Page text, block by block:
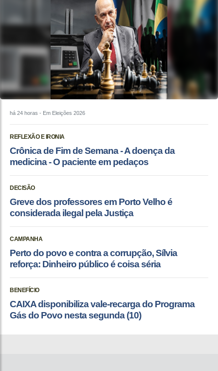
há 24 horas - Em Eleições 2026
REFLEXÃO E IRONIA
Crônica de Fim de Semana - A doença da
medicina - O paciente em pedaços
DECISÃO
Greve dos professores em Porto Velho é
considerada ilegal pela Justiça
CAMPANHA
Perto do povo e contra a corrupção, Sílvia
reforça: Dinheiro público é coisa séria
BENEFÍCIO
CAIXA disponibiliza vale-recarga do Programa
Gás do Povo nesta segunda (10)